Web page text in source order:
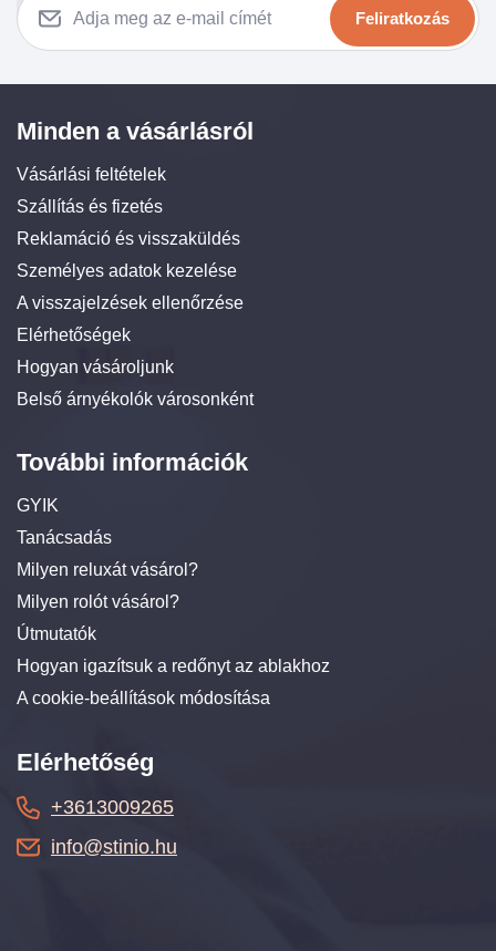
Feliratkozás
Minden a vásárlásról
Vásárlási feltételek
Szállítás és fizetés
Reklamáció és visszaküldés
Személyes adatok kezelése
A visszajelzések ellenőrzése
Elérhetőségek
Hogyan vásároljunk
Belső árnyékolók városonként
További információk
GYIK
Tanácsadás
Milyen reluxát vásárol?
Milyen rolót vásárol?
Útmutatók
Hogyan igazítsuk a redőnyt az ablakhoz
A cookie-beállítások módosítása
Elérhetőség
+3613009265
info@stinio.hu